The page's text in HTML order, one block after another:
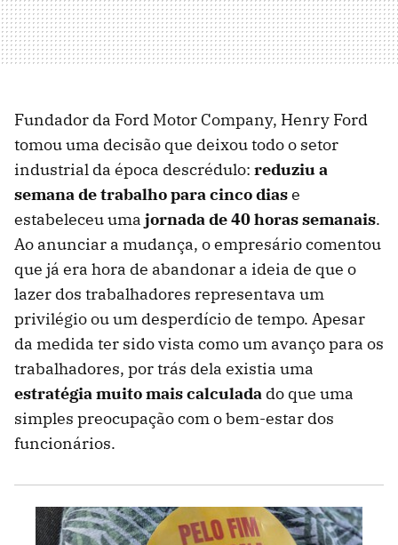
Fundador da Ford Motor Company, Henry Ford
tomou uma decisão que deixou todo o setor
industrial da época descrédulo: reduziu a
semana de trabalho para cinco diase
estabeleceu uma jornada de 40 horas semanais.
Ao anunciar a mudança, o empresário comentou
que já era hora de abandonar a ideia de que o
lazer dos trabalhadores representava um
privilégio ou um desperdício de tempo. Apesar
da medida ter sido vista como um avanço para os
trabalhadores, por trás dela existia uma
estratégia muito mais calculada do que uma
simples preocupação com o bem-estar dos
funcionários.